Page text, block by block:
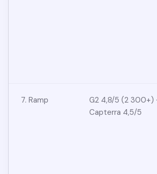
7. Ramp
G2 4,8/5 (2 300+) ·
Capterra 4,5/5